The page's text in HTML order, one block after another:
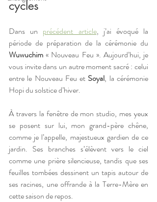
cycles
Dans un précédent article, j’ai évoqué la
Wuwuchim « Nouveau Feu ». Aujourd’hui, je
vous invite dans un autre moment sacré : celui
entre le Nouveau Feu et Soyal, la cérémonie
Hopi du solstice d’hiver.
À travers la fenêtre de mon studio, mes yeux
se posent sur lui, mon grand-père chêne,
comme je l’appelle, majestueux gardien de ce
jardin. Ses branches s’élèvent vers le ciel
comme une prière silencieuse, tandis que ses
feuilles tombées dessinent un tapis autour de
ses racines, une offrande à la Terre-Mère en
cette saison de repos.